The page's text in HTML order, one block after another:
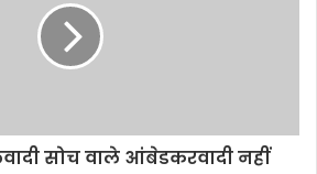
सोच वाले आंबेडकरवादी नहीं